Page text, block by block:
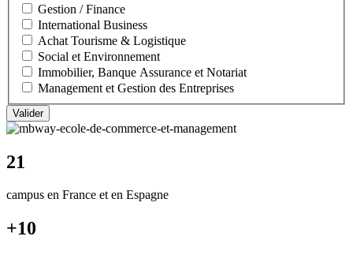
Gestion / Finance
International Business
Achat Tourisme & Logistique
Social et Environnement
Immobilier, Banque Assurance et Notariat
Management et Gestion des Entreprises
21
campus en France et en Espagne
+10